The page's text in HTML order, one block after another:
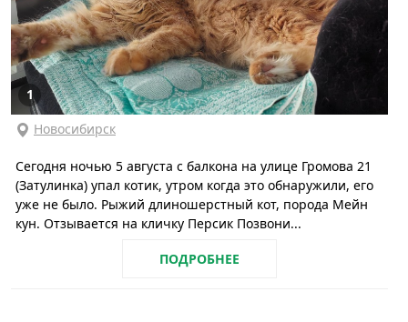
1
Новосибирск
Сегодня ночью 5 августа с балкона на улице Громова 21
(Затулинка) упал котик, утром когда это обнаружили, его
уже не было. Рыжий длиношерстный кот, порода Мейн
кун. Отзывается на кличку Персик Позвони...
ПОДРОБНЕЕ